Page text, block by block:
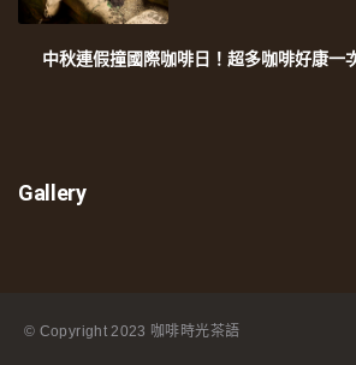
中秋連假撞國際咖啡日！超多咖啡好康一
Gallery
© Copyright2023 咖啡時光茶語